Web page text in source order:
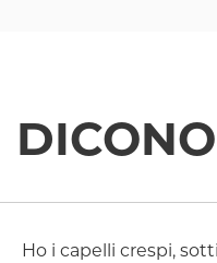
Ho i capelli crespi,